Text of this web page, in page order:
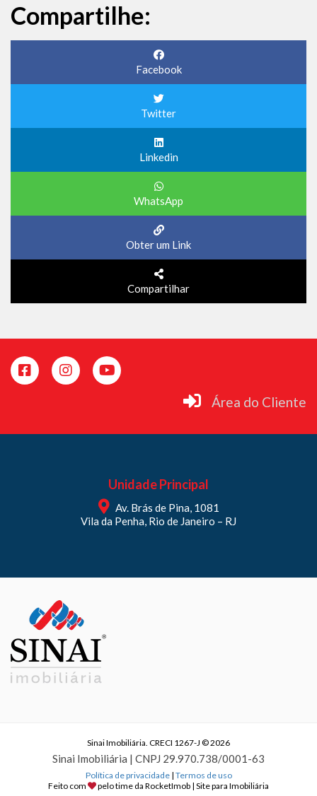
Compartilhe:
Facebook
Twitter
Linkedin
WhatsApp
Obter um Link
Compartilhar
Área do Cliente
Unidade Principal
Av. Brás de Pina, 1081
Vila da Penha, Rio de Janeiro – RJ
Sinai Imobiliária. CRECI 1267-J © 2026
Sinai Imobiliária | CNPJ 29.970.738/0001-63
Política de privacidade| Termos de uso
Feito com
pelo time da RocketImob | Site para Imobiliária